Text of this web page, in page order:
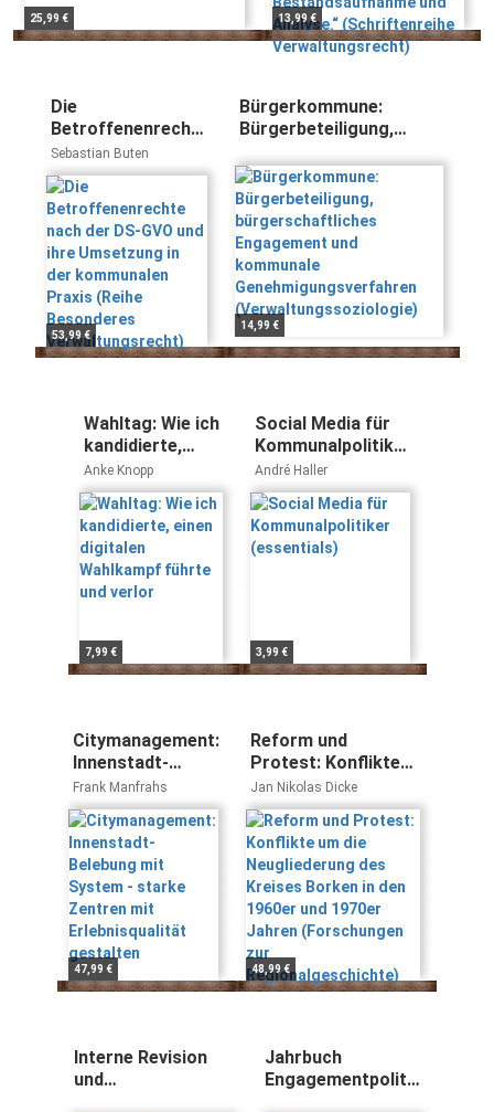
25,99 € 13,99 €
Die
Betroffenenrechte
nach der DS-GVO
und ihre
Umsetzung in der
kommunalen
Praxis (Reihe
Besonderes
Verwaltungsrecht)
Sebastian Buten
53,99 €
Bürgerkommune:
Bürgerbeteiligung,
Engagement und
kommunale
Genehmigungsverfahren
(Verwaltungssoziologie)
14,99 €
Wahltag: Wie ich
kandidierte,
einen digitalen
Wahlkampf
führte und
verlor
Anke Knopp
7,99 €
Social Media für
Kommunalpolitiker
(essentials)
André Haller
3,99 €
Citymanagement:
Innenstadt-
Belebung mit
System - starke
Zentren mit
Erlebnisqualität
gestalten
Frank Manfrahs
47,99 €
Reform und
Protest: Konflikte
um die
Neugliederung des
Kreises Borken in
den 1960er und
1970er Jahren
(Forschungen zur
Regionalgeschichte)
Jan Nikolas Dicke
48,99 €
Interne Revision
und
Jahrbuch
Engagementpolitik